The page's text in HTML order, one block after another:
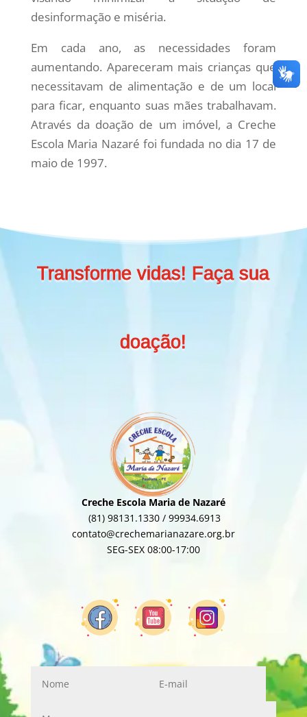
desinformação e miséria.
Em cada ano, as necessidades foram
aumentando. Apareceram mais crianças que
necessitavam de alimentação e de um local
para ficar, enquanto suas mães trabalhavam.
Através da doação de um imóvel, a Creche
Escola Maria Nazaré foi fundada no dia 17 de
maio de 1997.
Transforme vidas! Faça sua
doação!
Creche Escola Maria de Nazaré
(81) 98131.1330 / 99934.6913
contato@crechemarianazare.org.br
SEG-SEX 08:00-17:00